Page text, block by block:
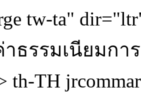
tw-ta"
าธรรมเนียมกา
th-TH